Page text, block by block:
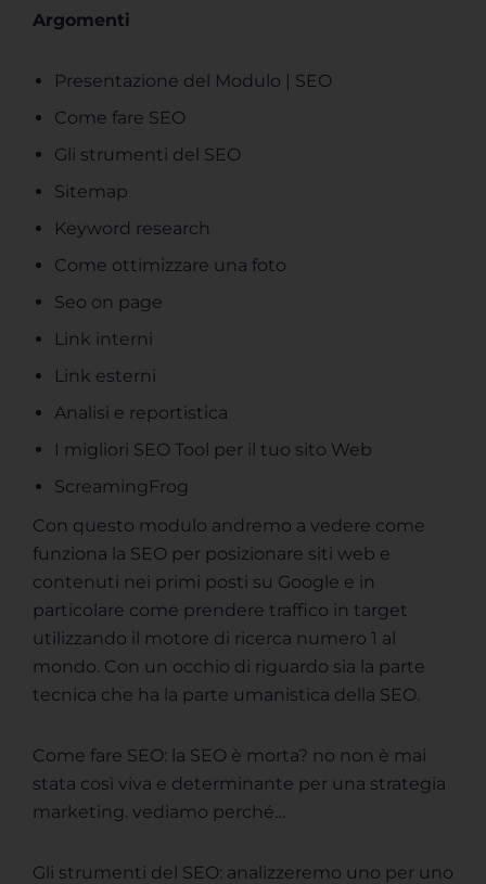
Argomenti
Presentazione del Modulo | SEO
Come fare SEO
Gli strumenti del SEO
Sitemap
Keyword research
Come ottimizzare una foto
Seo on page
Link interni
Link esterni
Analisi e reportistica
I migliori SEO Tool per il tuo sito Web
ScreamingFrog
Con questo modulo andremo a vedere come
funziona la SEO per posizionare siti web e
contenuti nei primi posti su Google e in
particolare come prendere traffico in target
utilizzando il motore di ricerca numero 1 al
mondo. Con un occhio di riguardo sia la parte
tecnica che ha la parte umanistica della SEO.
Come fare SEO: la SEO è morta? no non è mai
stata così viva e determinante per una strategia
marketing. vediamo perché…
Gli strumenti del SEO: analizzeremo uno per uno